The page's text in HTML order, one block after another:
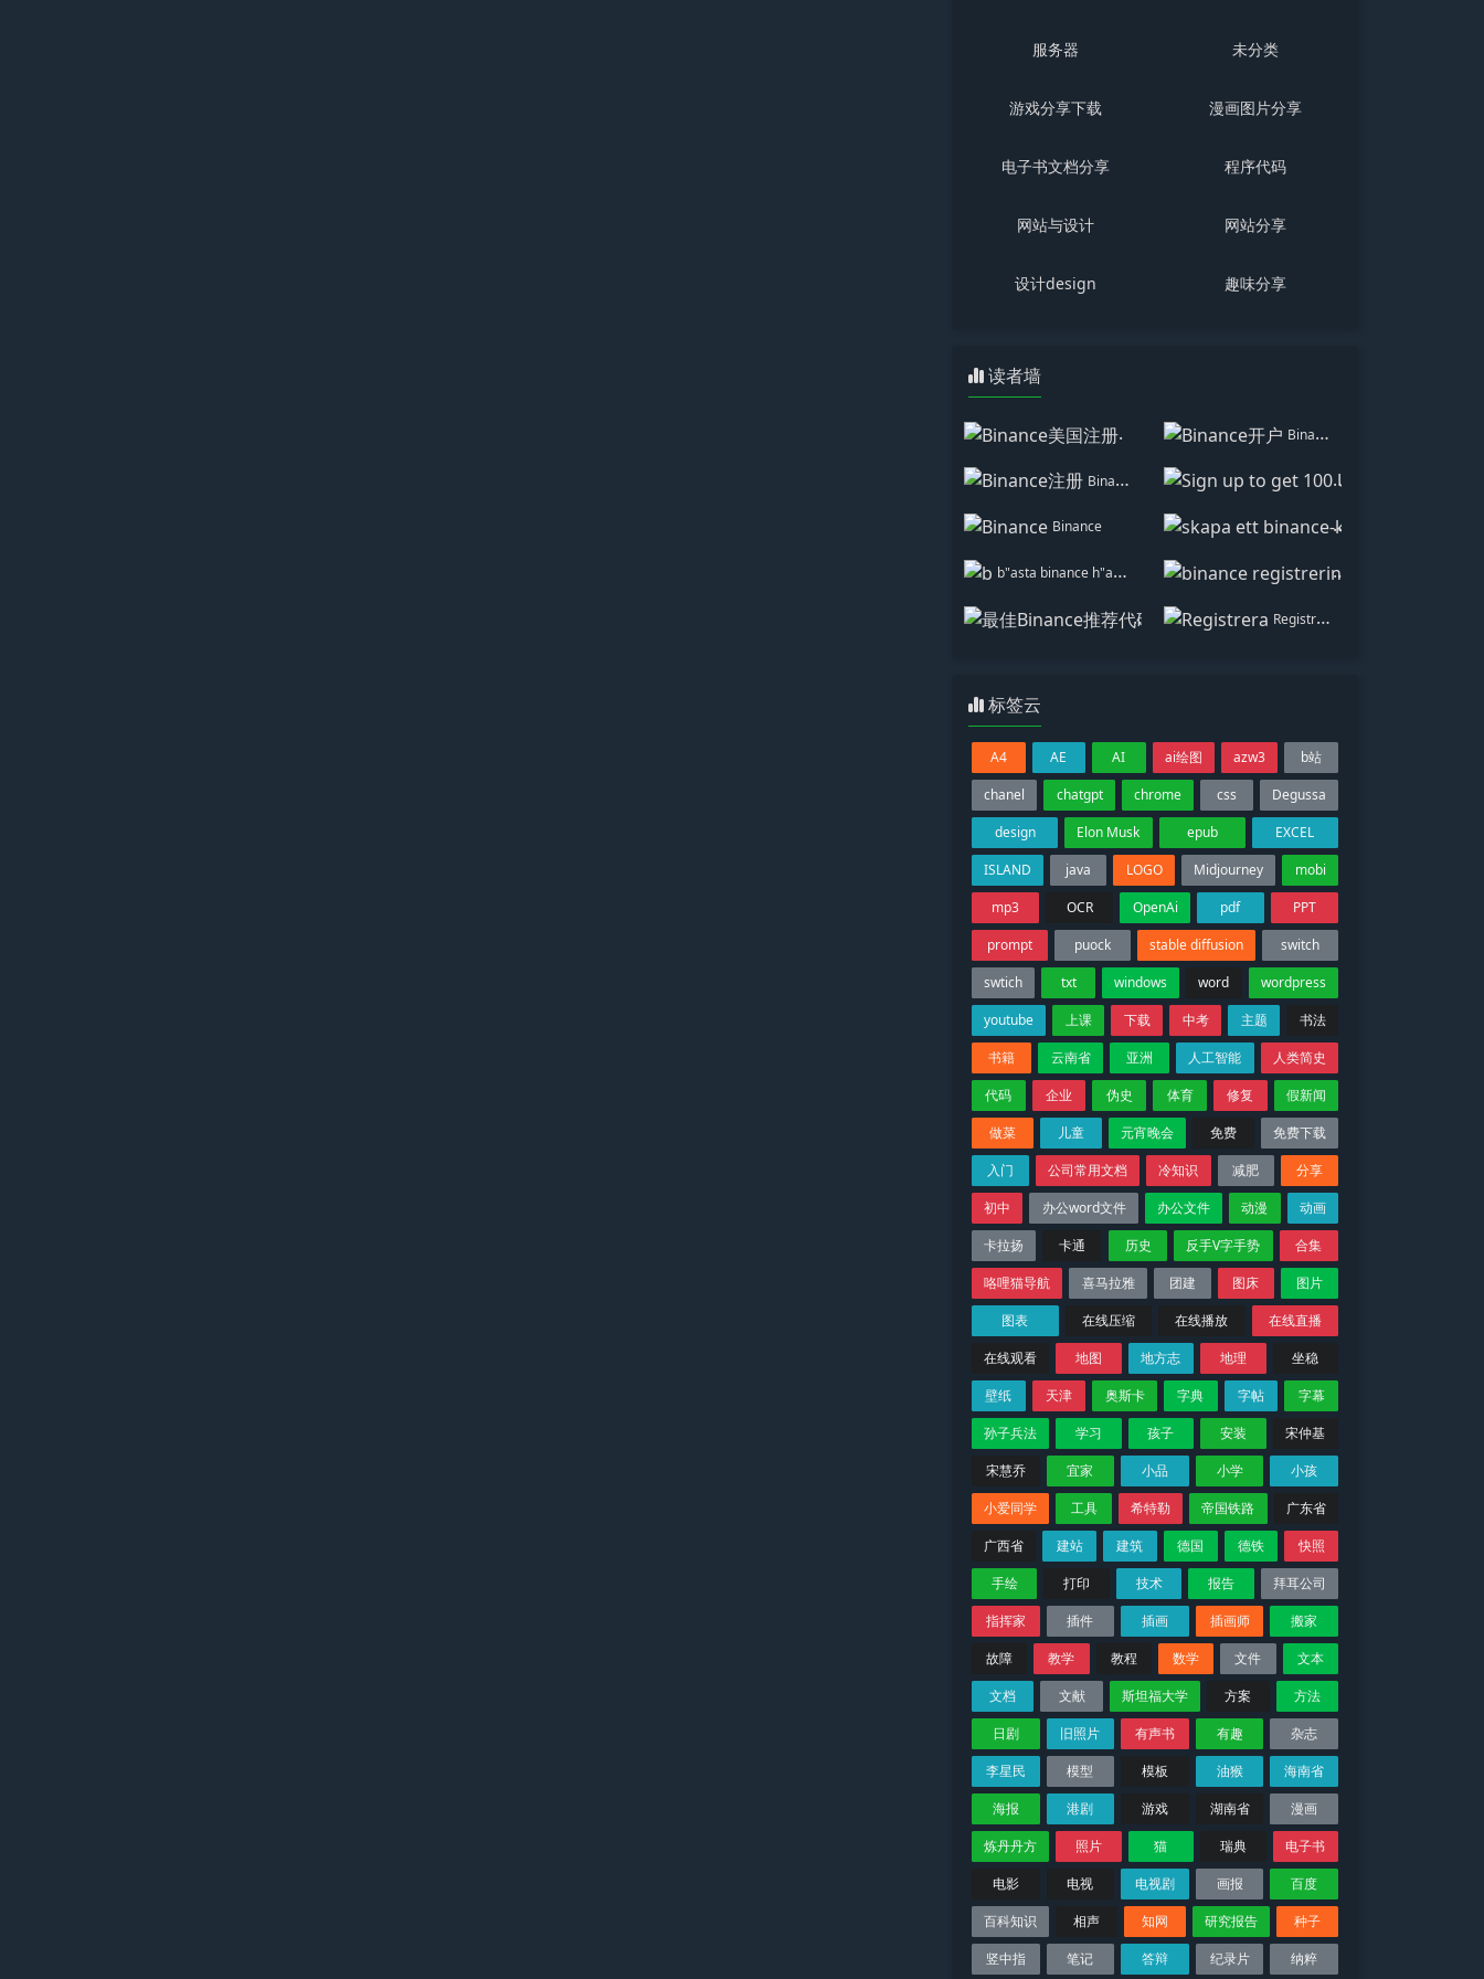
服务器 未分类
游戏分享下载 漫画图片分享
电子书文档分享 程序代码
网站与设计 网站分享
设计design 趣味分享
读者墙
Binance美国注册 Binance开户
Binance注册 Sign up to get 100
Binance skapa ett binance-konto
b"asta binance h"anvisningskod binance registrering
最佳Binance推荐代码 Registrera
标签云
A4 AE AI ai绘图 azw3
b站
chanel
chatgpt chrome css
Degussa
design
Elon Musk epub
EXCEL
ISLAND
java LOGO Midjourney
mobi
mp3
OCR OpenAi pdf
PPT
prompt
puock stable diffusion
switch
swtich
txt windows word
wordpress
youtube
上课 下载 中考 主题
书法
书籍
云南省 亚洲 人工智能
人类简史
代码
企业 伪史 体育 修复
假新闻
做菜
儿童 元宵晚会 免费
免费下载
入门
公司常用文档 冷知识 减肥
分享
初中
办公word文件 办公文件 动漫
动画
卡拉扬
卡通 历史 反手V字手势
合集
咯哩猫导航
喜马拉雅 团建 图床
图片
图表
在线压缩 在线播放
在线直播
在线观看
地图 地方志 地理
坐稳
壁纸
天津 奥斯卡 字典 字帖
字幕
孙子兵法
学习 孩子 安装
宋仲基
宋慧乔
宜家 小品 小学
小孩
小爱同学
工具 希特勒 帝国铁路
广东省
广西省
建站 建筑 德国 德铁
快照
手绘
打印 技术 报告
拜耳公司
指挥家
插件 插画 插画师
搬家
故障
教学 教程 数学 文件
文本
文档
文献 斯坦福大学 方案
方法
日剧
旧照片 有声书 有趣
杂志
李星民
模型 模板 油猴
海南省
海报
港剧 游戏 湖南省
漫画
炼丹丹方
照片 猫 瑞典
电子书
电影
电视 电视剧 画报
百度
百科知识
相声 知网 研究报告
种子
竖中指
笔记 答辩 纪录片 纳粹